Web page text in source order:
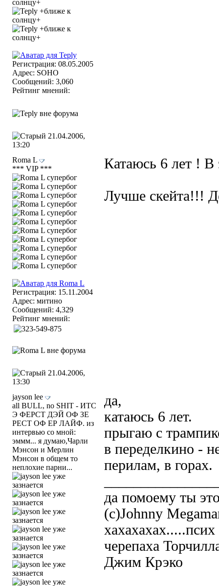
Регистрация: 08.05.2005
Адрес: SOHO
Сообщений: 3,060
Рейтинг мнений:
21.04.2006,
13:20
Roma L
*** VIP ***
Регистрация: 15.11.2004
Адрес: митино
Сообщений: 4,329
Рейтинг мнений:
Катаюсь 6 лет ! В
Лучше скейта!!!
21.04.2006,
13:30
jayson lee
all BULL, no SHIT - ИТС
Э ФЕРСТ ДЭЙ ОФ ЗЕ
РЕСТ ОФ ЕР ЛАЙФ. из
интервью со мной:
эммм... я думаю,Чарли
Мэнсон и Мерлин
Мэнсон в общем то
неплохие парни...
да,
катаюсь 6 лет.
прыгаю с
в переделкино -
перилам, в горах.
да помоему ты
(c)Johnny
черепаха
Джим Крэко